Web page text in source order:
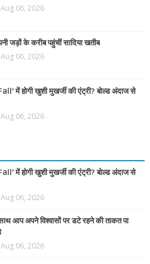
Aug 06, 2026
जड़ों के करीब पहुंचीं सादिया खतीब
Aug 06, 2026
में होगी खुशी मुखर्जी की एंट्री? बोल्ड अंदाज से
Aug 06, 2026
में होगी खुशी मुखर्जी की एंट्री? बोल्ड अंदाज से
Aug 06, 2026
आप अपने विश्वासों पर डटे रहने की ताकत पा
Aug 06, 2026